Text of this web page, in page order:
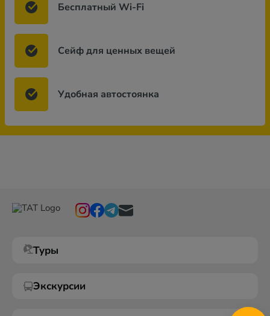
Бесплатный Wi-Fi
Сейф для ценных вещей
Удобная автостоянка
Туры
Экскурсии